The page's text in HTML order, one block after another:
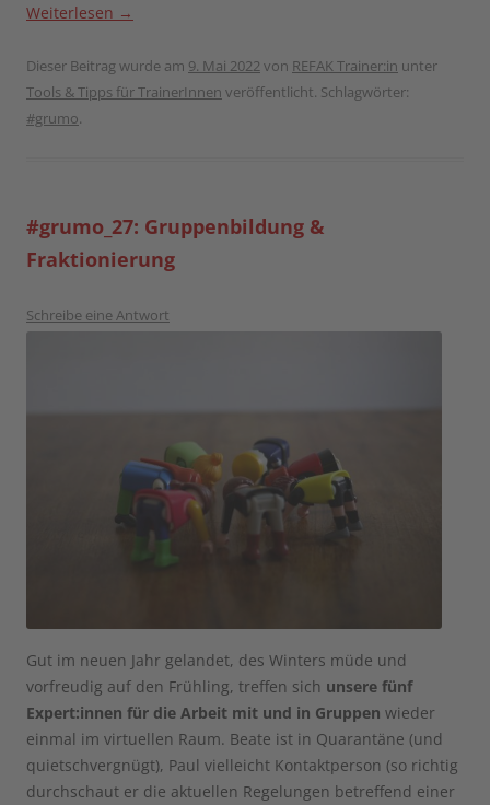
Weiterlesen →
Dieser Beitrag wurde am 9. Mai 2022von REFAK Trainer:in unter
Tools & Tipps für TrainerInnen veröffentlicht. Schlagwörter:
#grumo.
#grumo_27: Gruppenbildung &
Fraktionierung
Schreibe eine Antwort
Gut im neuen Jahr gelandet, des Winters müde und
vorfreudig auf den Frühling, treffen sich unsere fünf
Expert:innen für die Arbeit mit und in Gruppen wieder
einmal im virtuellen Raum. Beate ist in Quarantäne (und
quietschvergnügt), Paul vielleicht Kontaktperson (so richtig
durchschaut er die aktuellen Regelungen betreffend einer